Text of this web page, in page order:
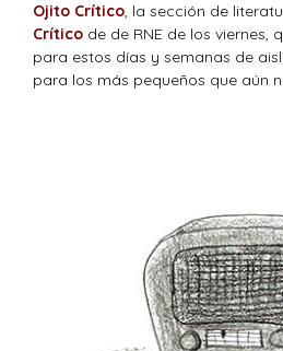
Ojito Crítico, la sección de
Crítico de de RNE de los viernes,
para estos días y semanas de
para los más pequeños que aún